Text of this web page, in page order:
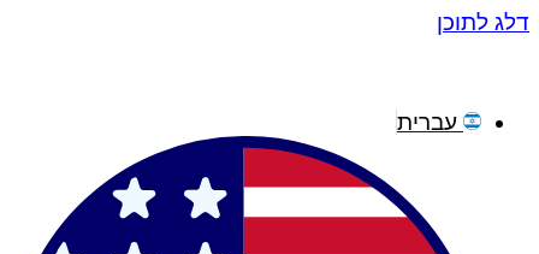
דלג לתוכן
עברית